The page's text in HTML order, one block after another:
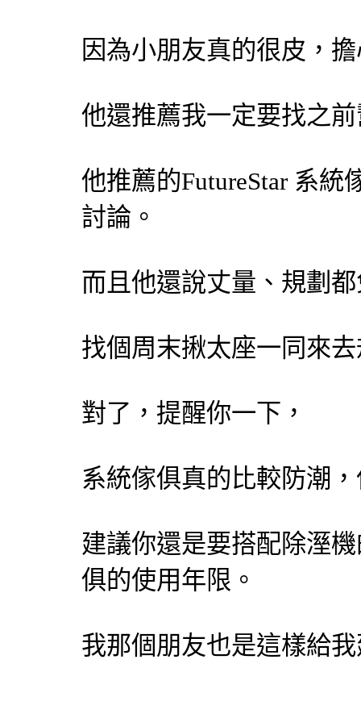
因為小朋友真的很皮，
他還推薦我一定要找之
他推薦的FutureStar 系統
討論。
而且他還說丈量、規劃
找個周末揪太座一同來
對了，提醒你一下，
系統傢俱真的比較防潮
建議你還是要搭配除溼
俱的使用年限。
我那個朋友也是這樣給